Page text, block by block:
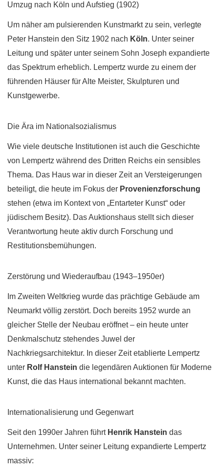
Umzug nach Köln und Aufstieg (1902)
Um näher am pulsierenden Kunstmarkt zu sein, verlegte
Peter Hanstein den Sitz 1902 nach Köln. Unter seiner
Leitung und später unter seinem Sohn Joseph expandierte
das Spektrum erheblich. Lempertz wurde zu einem der
führenden Häuser für Alte Meister, Skulpturen und
Kunstgewerbe.
Die Ära im Nationalsozialismus
Wie viele deutsche Institutionen ist auch die Geschichte
von Lempertz während des Dritten Reichs ein sensibles
Thema. Das Haus war in dieser Zeit an Versteigerungen
beteiligt, die heute im Fokus der Provenienzforschung
stehen (etwa im Kontext von „Entarteter Kunst“ oder
jüdischem Besitz). Das Auktionshaus stellt sich dieser
Verantwortung heute aktiv durch Forschung und
Restitutionsbemühungen.
Zerstörung und Wiederaufbau (1943–1950er)
Im Zweiten Weltkrieg wurde das prächtige Gebäude am
Neumarkt völlig zerstört. Doch bereits 1952 wurde an
gleicher Stelle der Neubau eröffnet – ein heute unter
Denkmalschutz stehendes Juwel der
Nachkriegsarchitektur. In dieser Zeit etablierte Lempertz
unter Rolf Hanstein die legendären Auktionen für Moderne
Kunst, die das Haus international bekannt machten.
Internationalisierung und Gegenwart
Seit den 1990er Jahren führt Henrik Hanstein das
Unternehmen. Unter seiner Leitung expandierte Lempertz
massiv: